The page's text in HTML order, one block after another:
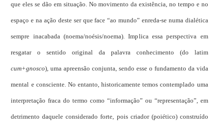
que eles se dão em situação. No movimento da existência, no tempo e no
espaço e na ação deste ser que face “ao mundo” enreda-se numa dialética
sempre inacabada (noema/noésis/noema). Implica essa perspectiva em
resgatar o sentido original da palavra conhecimento (do latim
cum+gnosco), uma apreensão conjunta, sendo esse o fundamento da vida
mental e consciente. No entanto, historicamente temos contemplado uma
interpretação fraca do termo como “informação” ou “representação”, em
detrimento daquele considerado forte, pois criador (poiético) construído